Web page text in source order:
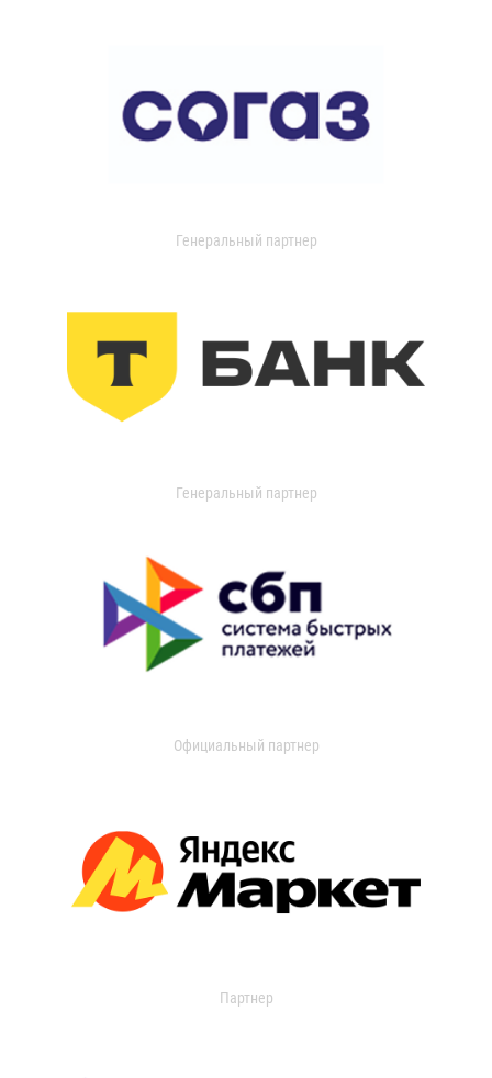
Генеральный партнер
Генеральный партнер
Официальный партнер
Партнер